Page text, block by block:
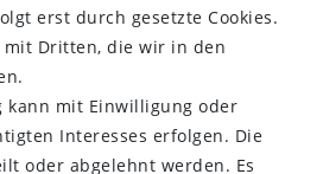
erst durch gesetzte Cookies.
Dritten, die wir in den
kann mit Einwilligung oder
Interesses erfolgen. Die
oder abgelehnt werden. Es